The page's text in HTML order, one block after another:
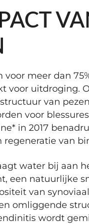
voor meer dan
voor uitdroging.
van
voor
in 2017
van
water bij aan
een natuurlijke
van
omliggende
wordt